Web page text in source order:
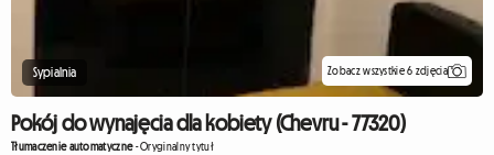
Sypialnia Zobacz wszystkie 6 zdjęcia
Pokój do wynajęcia dla kobiety (Chevru - 77320)
Tłumaczenie automatyczne-Oryginalny tytuł